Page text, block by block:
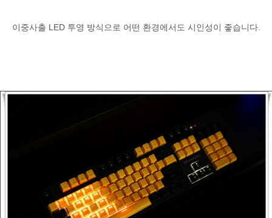
이중사출 LED 투영 방식으로 어떤 환경에서도 시인성이 좋습니다.